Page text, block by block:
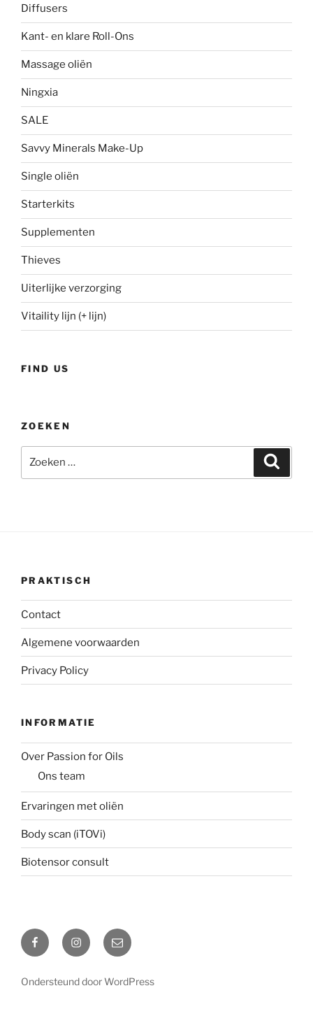
Diffusers
Kant- en klare Roll-Ons
Massage oliën
Ningxia
SALE
Savvy Minerals Make-Up
Single oliën
Starterkits
Supplementen
Thieves
Uiterlijke verzorging
Vitaility lijn (+ lijn)
FIND US
ZOEKEN
naar:
PRAKTISCH
Contact
Algemene voorwaarden
Privacy Policy
INFORMATIE
Over Passion for Oils
Ons team
Ervaringen met oliën
Body scan (iTOVi)
Biotensor consult
FacebookInstagramEmail
Ondersteund door WordPress